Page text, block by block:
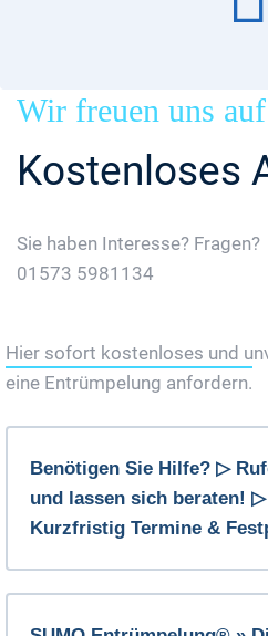
Wir freuen uns
Kostenloses
Sie haben Interesse? Fragen?
01573 5981134
Hier sofort kostenloses und
eine Entrümpelung anfordern.
Benötigen Sie Hilfe? ▷
und lassen sich beraten! ▷
Kurzfristig Termine &